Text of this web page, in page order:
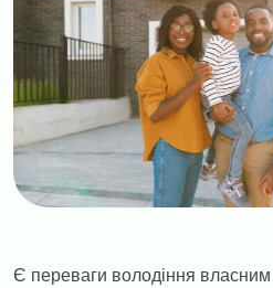
​​Є переваги володіння